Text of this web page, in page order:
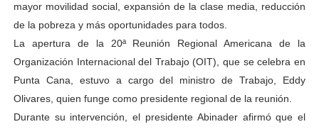
mayor movilidad social, expansión de la clase media, reducción
de la pobreza y más oportunidades para todos.
La apertura de la 20ª Reunión Regional Americana de la
Organización Internacional del Trabajo (OIT), que se celebra en
Punta Cana, estuvo a cargo del ministro de Trabajo, Eddy
Olivares, quien funge como presidente regional de la reunión.
Durante su intervención, el presidente Abinader afirmó que el